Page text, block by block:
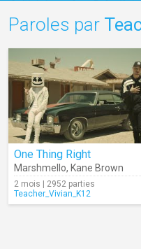
Paroles par
One Thing Right
Marshmello, Kane Brown
2 mois | 2952 parties
Teacher_Vivian_K12